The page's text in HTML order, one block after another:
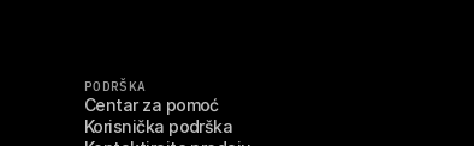
PODRŠKA
Centar za pomoć
Korisnička podrška